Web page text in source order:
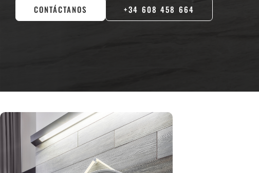
CONTÁCTANOS +34 608 458 664